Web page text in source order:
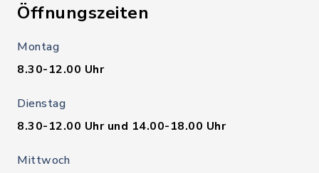
Öffnungszeiten
Montag
8.30-12.00 Uhr
Dienstag
8.30-12.00 Uhr und 14.00-18.00 Uhr
Mittwoch